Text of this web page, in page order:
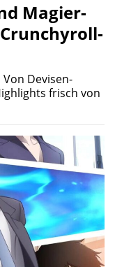
Magier-
Devisen-
frisch von